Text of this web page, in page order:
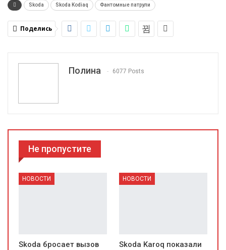
Skoda Skoda Kodiaq Фантомные патрули
Поделись
Полина 6077 Posts
Не пропустите
НОВОСТИ
Skoda бросает вызов
НОВОСТИ
Skoda Karoq показали